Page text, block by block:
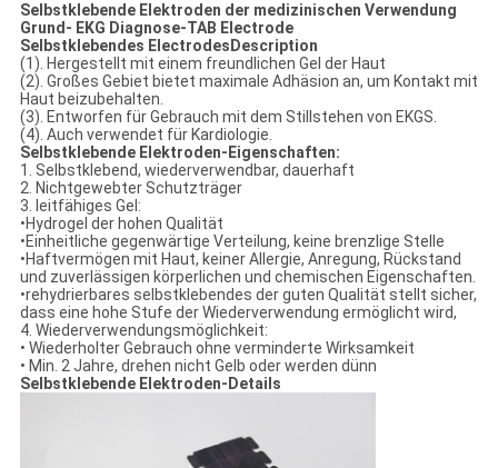
Selbstklebende Elektroden der medizinischen Verwendung
Grund- EKG Diagnose-TAB Electrode
Selbstklebendes ElectrodesDescription
(1). Hergestellt mit einem freundlichen Gel der Haut
(2). Großes Gebiet bietet maximale Adhäsion an, um Kontakt mit
Haut beizubehalten.
(3). Entworfen für Gebrauch mit dem Stillstehen von EKGS.
(4). Auch verwendet für Kardiologie.
Selbstklebende Elektroden-Eigenschaften:
1. Selbstklebend, wiederverwendbar, dauerhaft
2. Nichtgewebter Schutzträger
3. leitfähiges Gel:
•Hydrogel der hohen Qualität
•Einheitliche gegenwärtige Verteilung, keine brenzlige Stelle
•Haftvermögen mit Haut, keiner Allergie, Anregung, Rückstand
und zuverlässigen körperlichen und chemischen Eigenschaften.
•rehydrierbares selbstklebendes der guten Qualität stellt sicher,
dass eine hohe Stufe der Wiederverwendung ermöglicht wird,
4. Wiederverwendungsmöglichkeit:
• Wiederholter Gebrauch ohne verminderte Wirksamkeit
• Min. 2 Jahre, drehen nicht Gelb oder werden dünn
Selbstklebende Elektroden-Details